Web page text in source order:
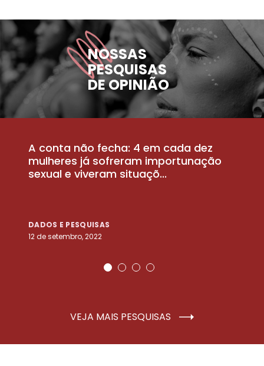
NOSSAS
PESQUISAS
DE OPINIÃO
A conta não fecha: 4 em cada dez
mulheres já sofreram importunação
sexual e viveram situaçõ...
DADOS E PESQUISAS
12 de setembro, 2022
VEJA MAIS PESQUISAS